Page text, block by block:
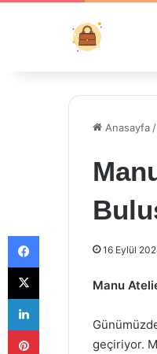
Anasayfa /
16 Eylül
Manu
geçiriyor.
Facebook
X
LinkedIn
Pinterest